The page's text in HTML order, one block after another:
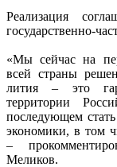
Реализация
государственно-
«Мы сейчас на
всей страны
лития – это
территории
последующем
экономики, в том
–
Меликов.